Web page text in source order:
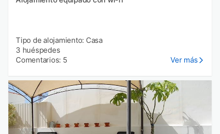
Tipo de alojamiento: Casa
3 huéspedes
Comentarios: 5
Ver más